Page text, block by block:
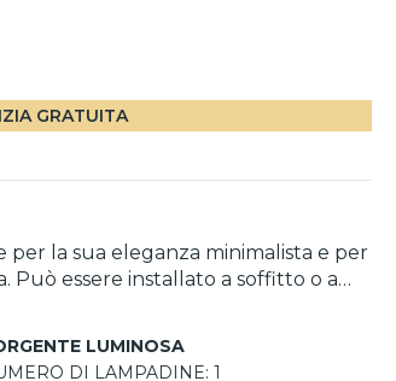
GRATUITA
la sua eleganza minimalista e per
essere installato a soffitto o a
l'estetica ma contribuisce
esigenze, e supporta lampadine
LUMINOSA
DI LAMPADINE: 1